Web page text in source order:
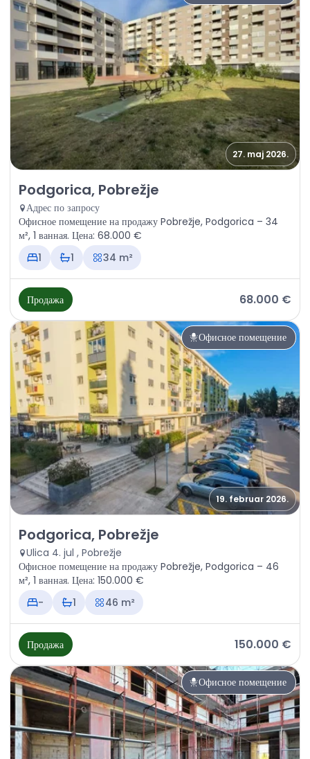
27. maj 2026.
Продажа - Офисное помещение Podgorica, Pobrežje
Podgorica, Pobrežje
Адрес по запросу
Офисное помещение на продажу Pobrežje, Podgorica – 34
м², 1 ванная. Цена: 68.000 €
1
1 34 m²
Продажа 68.000 €
Офисное помещение
19. februar 2026.
Продажа - Офисное помещение Podgorica, Pobrežje
Podgorica, Pobrežje
Ulica 4. jul , Pobrežje
Офисное помещение на продажу Pobrežje, Podgorica – 46
м², 1 ванная. Цена: 150.000 €
-
1 46 m²
Продажа 150.000 €
Офисное помещение